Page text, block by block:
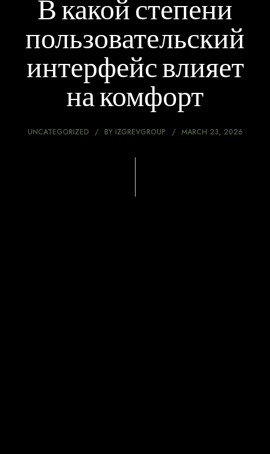
В какой степени
пользовательский
интерфейс влияет
на комфорт
UNCATEGORIZED BY IZGREVGROUP MARCH 23, 2026